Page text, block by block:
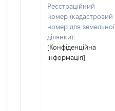
Реєстраційний
номер (кадастровий
номер для земельної
ділянки):
[Конфіденційна
інформація]